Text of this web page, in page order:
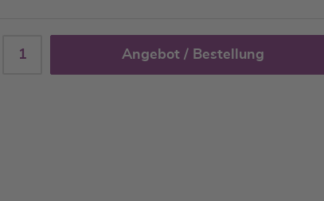
Angebot / Bestellung